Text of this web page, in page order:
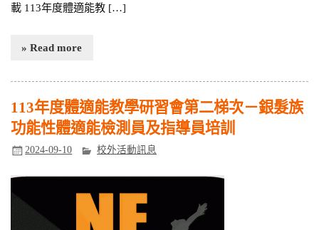
載 113年度體適能教 […]
» Read more
113年度體適能教學研習會第二梯次－銀髮族
功能性體適能檢測員及指導員培訓
2024-09-10 校外活動訊息